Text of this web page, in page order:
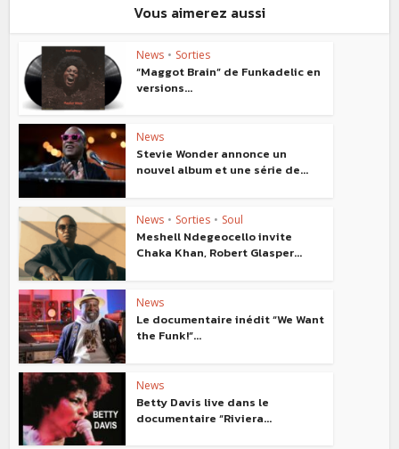
Vous aimerez aussi
News • Sorties
“Maggot Brain” de Funkadelic en
versions...
News
Stevie Wonder annonce un
nouvel album et une série de...
News • Sorties • Soul
Meshell Ndegeocello invite
Chaka Khan, Robert Glasper...
News
Le documentaire inédit “We Want
the Funk!”...
News
Betty Davis live dans le
documentaire “Riviera...